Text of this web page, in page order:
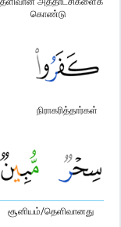
கொண்டு
நிராகரித்தார்கள்
சூனியம்/தெளிவானது